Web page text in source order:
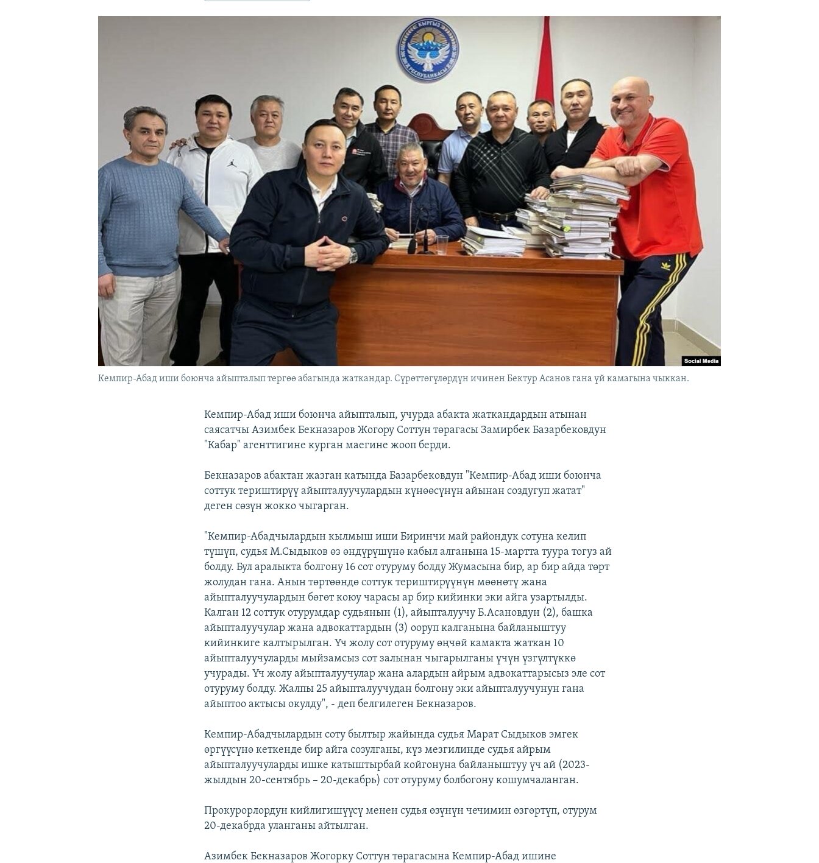
Кемпир-Абад иши боюнча айыпталып тергөө абагында жаткандар. Сүрөттөгүлөрдүн ичинен Бектур Асанов гана үй камагына чыккан.
Кемпир-Абад иши боюнча айыпталып, учурда абакта жаткандардын атынан
саясатчы Азимбек Бекназаров Жогору Соттун төрагасы Замирбек Базарбековдун
"Кабар" агенттигине курган маегине жооп берди.
Бекназаров абактан жазган катында Базарбековдун "Кемпир-Абад иши боюнча
соттук териштирүү айыпталуучулардын күнөөсүнүн айынан создугуп жатат"
деген сөзүн жокко чыгарган.
"Кемпир-Абадчылардын кылмыш иши Биринчи май райондук сотуна келип
түшүп, судья М.Сыдыков өз өндүрүшүнө кабыл алганына 15-мартта туура тогуз ай
болду. Бул аралыкта болгону 16 сот отуруму болду Жумасына бир, ар бир айда төрт
жолудан гана. Анын төртөөндө соттук териштирүүнүн мөөнөтү жана
айыпталуучулардын бөгөт коюу чарасы ар бир кийинки эки айга узартылды.
Калган 12 соттук отурумдар судьянын (1), айыпталуучу Б.Асановдун (2), башка
айыпталуучулар жана адвокаттардын (3) ооруп калганына байланыштуу
кийинкиге калтырылган. Үч жолу сот отуруму өңчөй камакта жаткан 10
айыпталуучуларды мыйзамсыз сот залынан чыгарылганы үчүн үзгүлтүккө
учурады. Үч жолу айыпталуучулар жана алардын айрым адвокаттарысыз эле сот
отуруму болду. Жалпы 25 айыпталуучудан болгону эки айыпталуучунун гана
айыптоо актысы окулду", - деп белгилеген Бекназаров.
Кемпир-Абадчылардын соту былтыр жайында судья Марат Сыдыков эмгек
өргүүсүнө кеткенде бир айга созулганы, күз мезгилинде судья айрым
айыпталуучуларды ишке катыштырбай койгонуна байланыштуу үч ай (2023-
жылдын 20-сентябрь – 20-декабрь) сот отуруму болбогону кошумчаланган.
Прокурорлордун кийлигишүүсү менен судья өзүнүн чечимин өзгөртүп, отурум
20-декабрда уланганы айтылган.
Азимбек Бекназаров Жогорку Соттун төрагасына Кемпир-Абад ишине